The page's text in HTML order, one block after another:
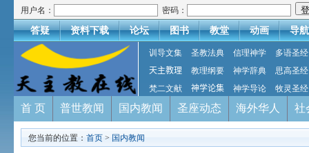
用户名： 密码：
答疑 资料下载 论坛 图书 教堂 动画 导航
训导文集 圣教法典 信理神学
多语圣经
天主教理
教理纲要 神学辞典
思高圣经
梵二文献
神学论集 神学导论 牧灵圣经
首 页 普世教闻 国内教闻 圣座动态 海外华人 社
您当前的位置： 首页 > 国内教闻